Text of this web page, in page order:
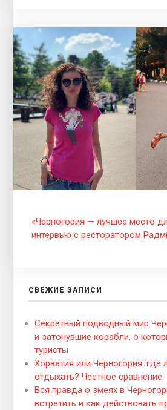
«Черногория — лучшее место
интервью с ресторатором
СВЕЖИЕ ЗАПИСИ
Секретный подводный мир
и затонувшие корабли, о
туристы
Хорватия или Черногория: где
отдыхать? Честное сравнение
Вся правда о змеях в
встретить и как действовать